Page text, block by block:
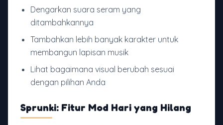
Dengarkan suara seram yang
ditambahkannya
Tambahkan lebih banyak karakter untuk
membangun lapisan musik
Lihat bagaimana visual berubah sesuai
dengan pilihan Anda
Sprunki: Fitur Mod Hari yang Hilang